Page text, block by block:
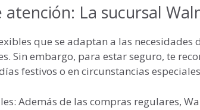
atención: La sucursal
que se adaptan a las
Sin embargo, para estar seguro, te
festivos o en circunstancias
Además de las compras regulares,